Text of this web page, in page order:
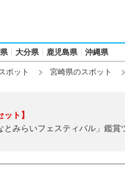
大分県 鹿児島県 沖縄県
ポット 宮崎県のスポット
ト】
みらいフェスティバル」鑑賞